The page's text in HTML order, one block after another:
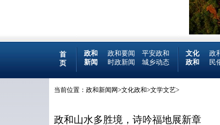
首
页
政和 政和要闻
平安政和
新闻
时政新闻 城乡动态
文化
政
政和
民
当前位置： 政和新闻网>文化政和>文学文艺>
政和山水多胜境，诗吟福地展新章